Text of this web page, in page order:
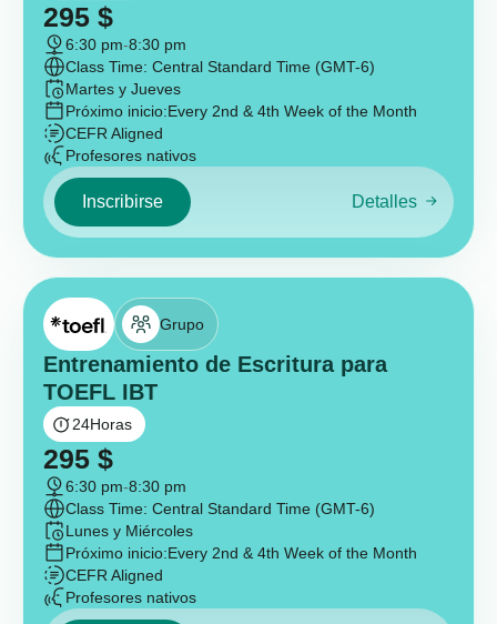
295 $
6:30 pm-8:30 pm
Class Time: Central Standard Time (GMT-6)
Martes y Jueves
Próximo inicio:Every 2nd & 4th Week of the Month
CEFR Aligned
Profesores nativos
Inscribirse Detalles
Grupo
Entrenamiento de Escritura para
TOEFL IBT
24Horas
295 $
6:30 pm-8:30 pm
Class Time: Central Standard Time (GMT-6)
Lunes y Miércoles
Próximo inicio:Every 2nd & 4th Week of the Month
CEFR Aligned
Profesores nativos